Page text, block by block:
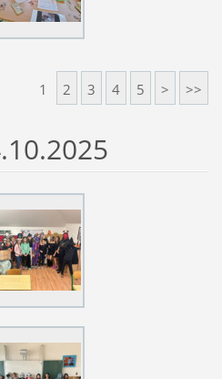
1 2 3 4 5 > >>